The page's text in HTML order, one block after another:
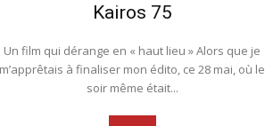
Kairos 75
Un film qui dérange en « haut lieu » Alors que je
m’apprêtais à finaliser mon édito, ce 28 mai, où le
soir même était...